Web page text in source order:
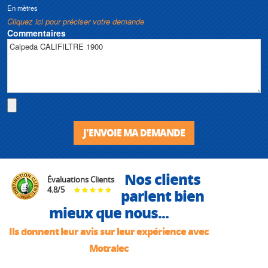
En mètres
Cliquez ici pour préciser votre demande
Commentaires
J'ENVOIE MA DEMANDE
Évaluations Clients
4.8/5
Nos clients
parlent bien
mieux que nous...
Ils donnent leur avis sur leur expérience avec
Motralec